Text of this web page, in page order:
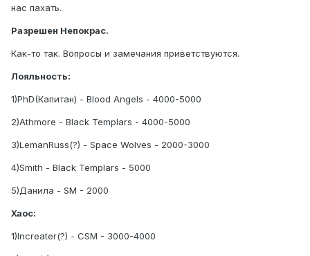
нас пахать.
Разрешен Непокрас.
Как-то так. Вопросы и замечания приветствуются.
Лояльность:
1)PhD(Капитан) - Blood Angels - 4000-5000
2)Athmore - Black Templars - 4000-5000
3)LemanRuss(?) - Space Wolves - 2000-3000
4)Smith - Black Templars - 5000
5)Данила - SM - 2000
Хаос:
1)Increater(?) - CSM - 3000-4000